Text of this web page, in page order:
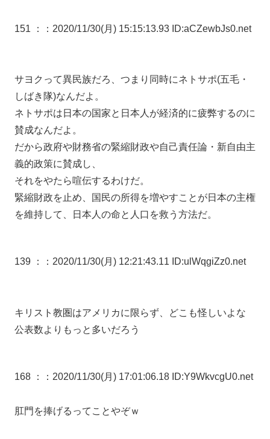
151 ： ：2020/11/30(月) 15:15:13.93 ID:aCZewbJs0.net
サヨクって異民族だろ、つまり同時にネトサポ(五毛・
しばき隊)なんだよ。
ネトサポは日本の国家と日本人が経済的に疲弊するのに
賛成なんだよ。
だから政府や財務省の緊縮財政や自己責任論・新自由主
義的政策に賛成し、
それをやたら喧伝するわけだ。
緊縮財政を止め、国民の所得を増やすことが日本の主権
を維持して、日本人の命と人口を救う方法だ。
139 ： ：2020/11/30(月) 12:21:43.11 ID:ulWqgiZz0.net
キリスト教圏はアメリカに限らず、どこも怪しいよな
公表数よりもっと多いだろう
168 ： ：2020/11/30(月) 17:01:06.18 ID:Y9WkvcgU0.net
肛門を捧げるってことやぞｗ